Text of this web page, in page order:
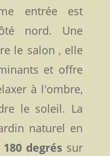
entrée est
nord. Une
le salon , elle
et offre
à l'ombre,
le soleil. La
naturel en
degrés sur